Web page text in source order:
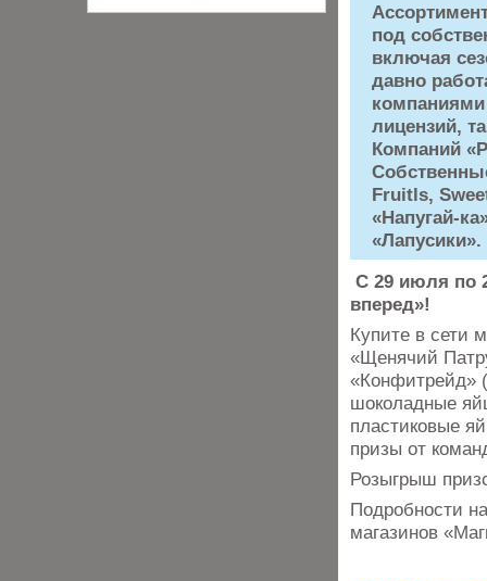
под
включая
давно
лицензий,
Компаний
Fruitls,
«Напугай-
«Лапусики».
С 29 июля по
вперед»!
Купите в сети
«Щенячий
«Конфитрейд»
шоколадные
пластиковые
призы от
Розыгрыш
Подробности
магазинов